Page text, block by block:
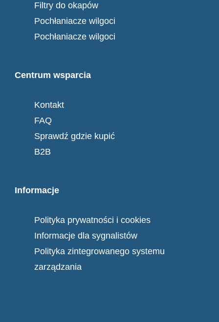
Filtry do okapów
Pochłaniacze wilgoci
Pochłaniacze wilgoci
Centrum wsparcia
Kontakt
FAQ
Sprawdź gdzie kupić
B2B
Informacje
Polityka prywatności i cookies
Informacje dla sygnalistów
Polityka zintegrowanego systemu
zarządzania